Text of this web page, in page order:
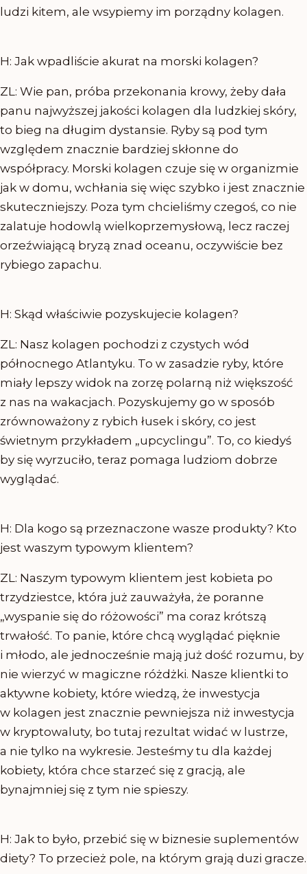
ludzi kitem, ale wsypiemy im porządny kolagen.
H: Jak wpadliście akurat na morski kolagen?
ZL: Wie pan, próba przekonania krowy, żeby dała
panu najwyższej jakości kolagen dla ludzkiej skóry,
to bieg na długim dystansie. Ryby są pod tym
względem znacznie bardziej skłonne do
współpracy. Morski kolagen czuje się w organizmie
jak w domu, wchłania się więc szybko i jest znacznie
skuteczniejszy. Poza tym chcieliśmy czegoś, co nie
zalatuje hodowlą wielkoprzemysłową, lecz raczej
orzeźwiającą bryzą znad oceanu, oczywiście bez
rybiego zapachu.
H: Skąd właściwie pozyskujecie kolagen?
ZL: Nasz kolagen pochodzi z czystych wód
północnego Atlantyku. To w zasadzie ryby, które
miały lepszy widok na zorzę polarną niż większość
z nas na wakacjach. Pozyskujemy go w sposób
zrównoważony z rybich łusek i skóry, co jest
świetnym przykładem „upcyclingu”. To, co kiedyś
by się wyrzuciło, teraz pomaga ludziom dobrze
wyglądać.
H: Dla kogo są przeznaczone wasze produkty? Kto
jest waszym typowym klientem?
ZL: Naszym typowym klientem jest kobieta po
trzydziestce, która już zauważyła, że poranne
„wyspanie się do różowości” ma coraz krótszą
trwałość. To panie, które chcą wyglądać pięknie
i młodo, ale jednocześnie mają już dość rozumu, by
nie wierzyć w magiczne różdżki. Nasze klientki to
aktywne kobiety, które wiedzą, że inwestycja
w kolagen jest znacznie pewniejsza niż inwestycja
w kryptowaluty, bo tutaj rezultat widać w lustrze,
a nie tylko na wykresie. Jesteśmy tu dla każdej
kobiety, która chce starzeć się z gracją, ale
bynajmniej się z tym nie spieszy.
H: Jak to było, przebić się w biznesie suplementów
diety? To przecież pole, na którym grają duzi gracze.